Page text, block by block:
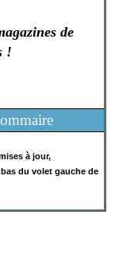
de
!
à jour,
du volet gauche de